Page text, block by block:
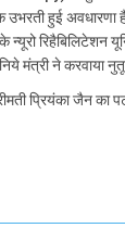
उभरती हुई अवधारणा
न्यूरो रिहैबिलिटेशन
मंत्री ने करवाया
प्रियंका जैन का